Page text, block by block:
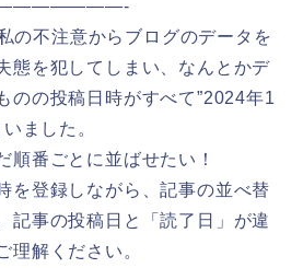
の不注意からブログのデータを
態を犯してしまい、なんとかデ
のの投稿日時がすべて”2024年1
ました。
順番ごとに並ばせたい！
を登録しながら、記事の並べ替
記事の投稿日と「読了日」が違
理解ください。